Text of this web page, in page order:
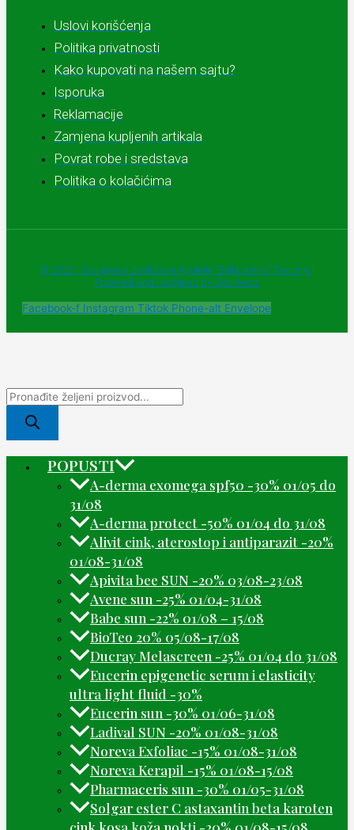
Uslovi korišćenja
Politika privatnosti
Kako kupovati na našem sajtu?
Isporuka
Reklamacije
Zamjena kupljenih artikala
Povrat robe i sredstava
Politika o kolačićima
© 2025 - Sva prava zadržava Apoteke "Belladonna" Trebinje |
Powered and designed by Webherzz
Facebook-f Instagram Tiktok Phone-alt Envelope
POPUSTI
A-derma exomega spf50 -30% 01/05 do
31/08
A-derma protect -50% 01/04 do 31/08
Alivit cink, aterostop i antiparazit -20%
01/08-31/08
Apivita bee SUN -20% 03/08-23/08
Avene sun -25% 01/04-31/08
Babe sun -22% 01/08 – 15/08
BioTeo 20% 05/08-17/08
Ducray Melascreen -25% 01/04 do 31/08
Eucerin epigenetic serum i elasticity
ultra light fluid -30%
Eucerin sun -30% 01/06-31/08
Ladival SUN -20% 01/08-31/08
Noreva Exfoliac -15% 01/08-31/08
Noreva Kerapil -15% 01/08-15/08
Pharmaceris sun -30% 01/05-31/08
Solgar ester C astaxantin beta karoten